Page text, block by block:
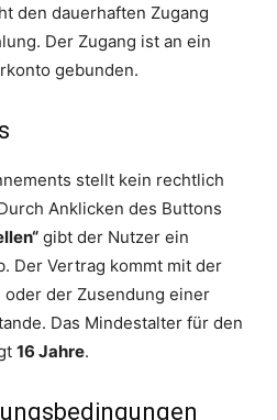
den dauerhaften Zugang
Der Zugang ist an ein
gebunden.
stellt kein rechtlich
Anklicken des Buttons
gibt der Nutzer ein
Der Vertrag kommt mit der
der Zusendung einer
Das Mindestalter für den
16 Jahre.